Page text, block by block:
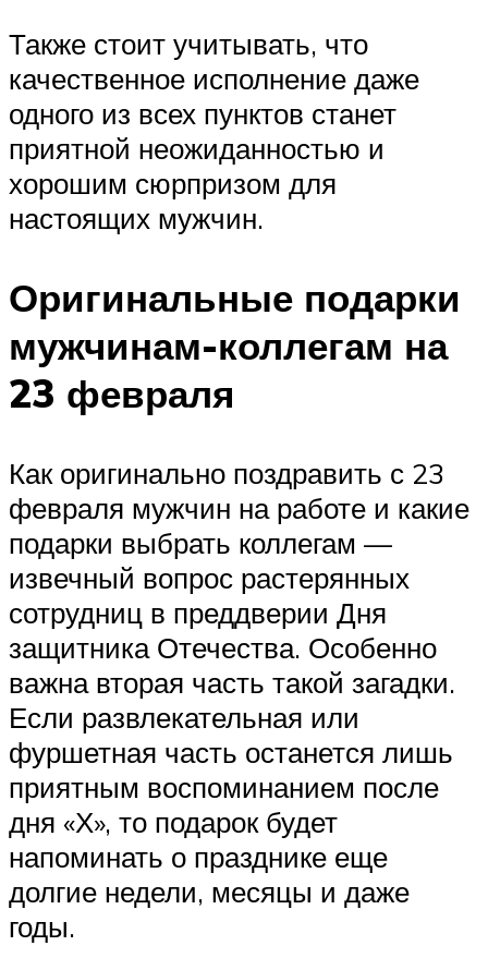
Также стоит учитывать, что
качественное исполнение даже
одного из всех пунктов станет
приятной неожиданностью и
хорошим сюрпризом для
настоящих мужчин.
Оригинальные подарки
мужчинам-коллегам на
23 февраля
Как оригинально поздравить с 23
февраля мужчин на работе и какие
подарки выбрать коллегам —
извечный вопрос растерянных
сотрудниц в преддверии Дня
защитника Отечества. Особенно
важна вторая часть такой загадки.
Если развлекательная или
фуршетная часть останется лишь
приятным воспоминанием после
дня «Х», то подарок будет
напоминать о празднике еще
долгие недели, месяцы и даже
годы.